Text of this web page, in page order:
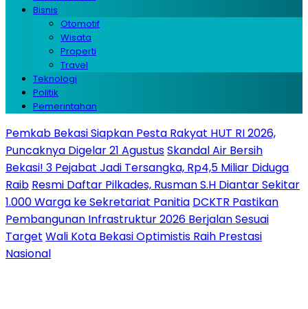
Bisnis
Otomotif
Wisata
Properti
Travel
Teknologi
Politik
Pemerintahan
Pemkab Bekasi Siapkan Pesta Rakyat HUT RI 2026,
Puncaknya Digelar 21 AgustusSkandal Air Bersih
Bekasi! 3 Pejabat Jadi Tersangka, Rp4,5 Miliar Diduga
Raib Resmi Daftar Pilkades, Rusman S.H Diantar Sekitar
1.000 Warga ke Sekretariat Panitia DCKTR Pastikan
Pembangunan Infrastruktur 2026 Berjalan Sesuai
Target Wali Kota Bekasi Optimistis Raih Prestasi
Nasional